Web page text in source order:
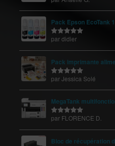
Pack Epson EcoTank
Note 5sur
par didier
Pack imprimante
Note5sur
par Jessica Solé
MegaTank
Note 5sur
par FLORENCE D.
Bloc de récupération